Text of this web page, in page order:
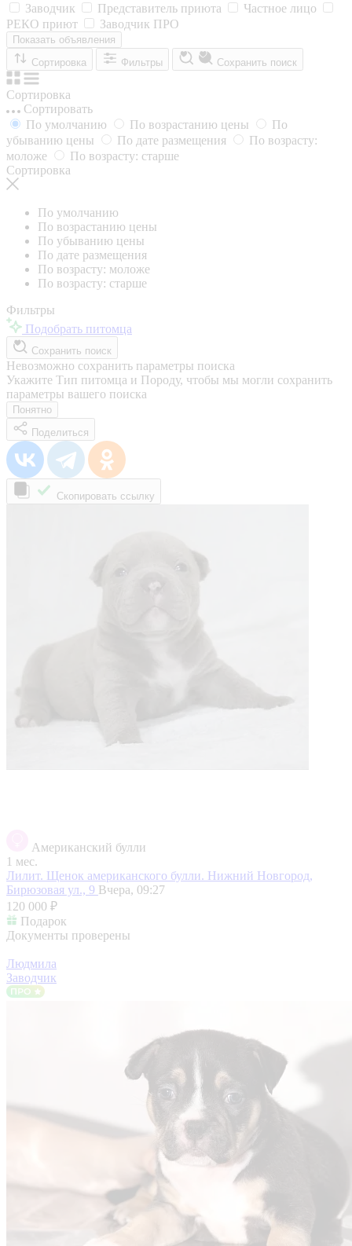
Заводчик
Представитель приюта
Частное лицо
РЕКО приют
Заводчик ПРО
Показать объявления
Сортировка
Фильтры Сохранить поиск
Сортировка
Сортировать
По умолчанию
По возрастанию цены
По
убыванию цены
По дате размещения
По возрасту:
моложе
По возрасту: старше
Сортировка
По умолчанию
По возрастанию цены
По убыванию цены
По дате размещения
По возрасту: моложе
По возрасту: старше
Фильтры
Подобрать питомца
Сохранить поиск
Невозможно сохранить параметры поиска
Укажите Тип питомца и Породу, чтобы мы могли сохранить
параметры вашего поиска
Понятно
Поделиться
Скопировать ссылку
Американский булли
1 мес.
Лилит. Щенок американского булли. Нижний Новгород,
Бирюзовая ул., 9 Вчера, 09:27
120 000 ₽
Подарок
Документы проверены
Людмила
Заводчик